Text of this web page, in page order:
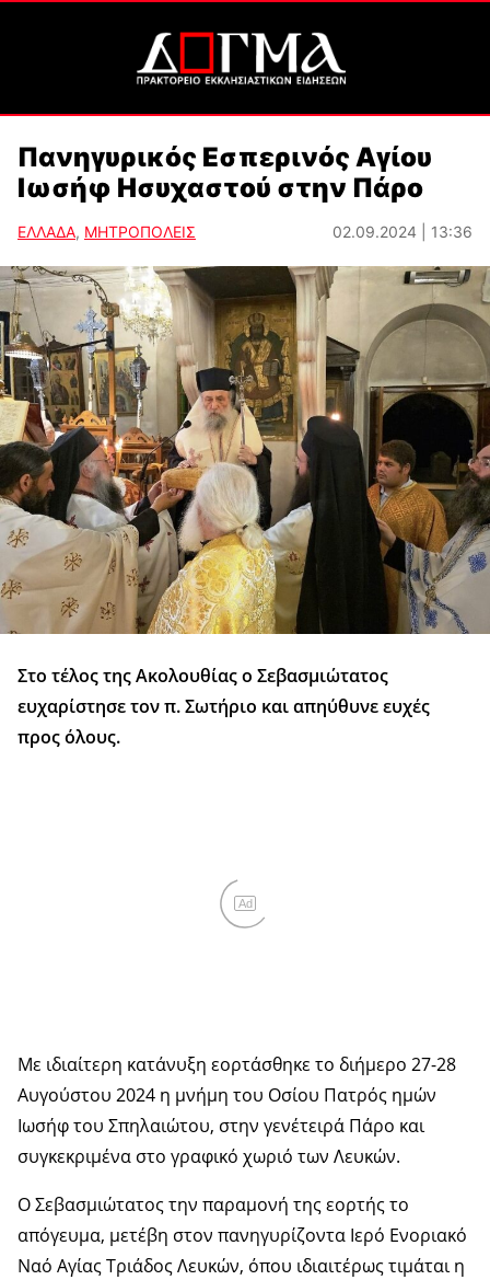
Πανηγυρικός Εσπερινός Αγίου
Ιωσήφ Ησυχαστού στην Πάρο
ΕΛΛΑΔΑ, ΜΗΤΡΟΠΟΛΕΙΣ 02.09.2024 | 13:36
Στο τέλος της Ακολουθίας ο Σεβασμιώτατος
ευχαρίστησε τον π. Σωτήριο και απηύθυνε ευχές
προς όλους.
Ad
Με ιδιαίτερη κατάνυξη εορτάσθηκε το διήμερο 27-28
Αυγούστου 2024 η μνήμη του Οσίου Πατρός ημών
Ιωσήφ του Σπηλαιώτου, στην γενέτειρά Πάρο και
συγκεκριμένα στο γραφικό χωριό των Λευκών.
Ο Σεβασμιώτατος την παραμονή της εορτής το
απόγευμα, μετέβη στον πανηγυρίζοντα Ιερό Ενοριακό
Ναό Αγίας Τριάδος Λευκών, όπου ιδιαιτέρως τιμάται η